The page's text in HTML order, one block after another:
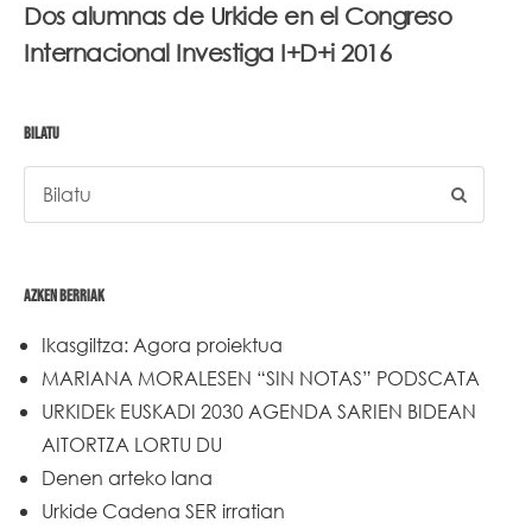
Dos alumnas de Urkide en el Congreso
Internacional Investiga I+D+i 2016
BILATU
AZKEN BERRIAK
Ikasgiltza: Agora proiektua
MARIANA MORALESEN “SIN NOTAS” PODSCATA
URKIDEk EUSKADI 2030 AGENDA SARIEN BIDEAN
AITORTZA LORTU DU
Denen arteko lana
Urkide Cadena SER irratian